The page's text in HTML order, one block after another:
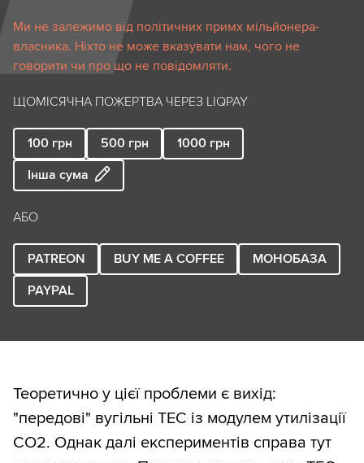
Ми не залежимо від політичних примх мільйонера-
власника. Ніхто не може вказувати нам, чого не
говорити чи про що не повідомляти.
ЩОМІСЯЧНА ПОЖЕРТВА ЧЕРЕЗ LIQPAY
100 грн 500 грн 1000 грн
Інша сума
АБО
PATREON BUY ME A COFFEE
МОНОБАЗА
PAYPAL
Теоретично у цієї проблеми є вихід:
"передові" вугільні ТЕС із модулем утилізації
СО2. Однак далі експериментів справа тут